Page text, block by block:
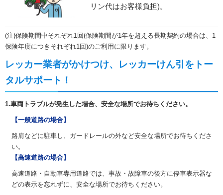
リン代はお客様負担)。
(注)保険期間中それぞれ1回(保険期間が1年を超える長期契約の場合は、1
保険年度につきそれぞれ1回)のご利用に限ります。
レッカー業者がかけつけ、レッカーけん引をトー
タルサポート！
1.車両トラブルが発生した場合、安全な場所でお待ちください。
【一般道路の場合】
路肩などに駐車し、ガードレールの外など安全な場所でお待ちくださ
い。
【高速道路の場合】
高速道路・自動車専用道路では、事故・故障車の後方に停車表示器な
どの表示を忘れずに、安全な場所でお待ちください。